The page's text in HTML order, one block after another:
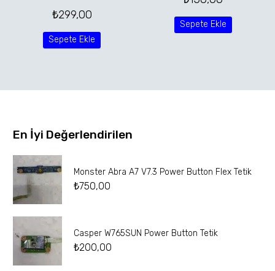
₺299,00
Sepete Ekle
Sepete Ekle
En İyi Değerlendirilen
Monster Abra A7 V7.3 Power Button Flex Tetik
₺750,00
Casper W765SUN Power Button Tetik
₺200,00